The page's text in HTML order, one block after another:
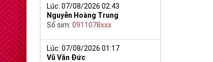
Lúc: 07/08/2026 02:43
Nguyễn Hoàng Trung
Số sim:0911078xxx
Lúc: 07/08/2026 01:17
Vũ Văn Đức